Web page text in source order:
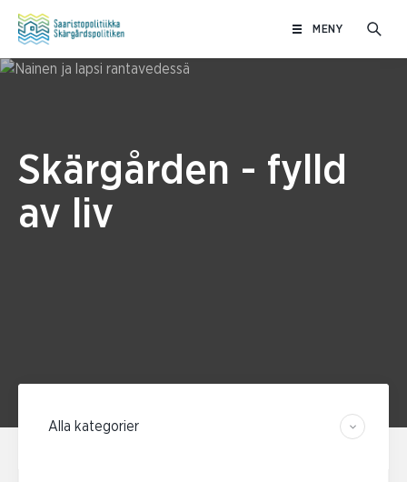
MENY
Skärgården - fylld
av liv